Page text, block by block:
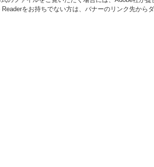
Readerをお持ちでない方は、バナーのリンク先から